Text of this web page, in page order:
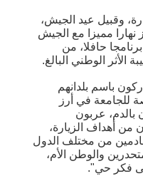
وقبيل عيد الجيش،
في 28 تموز نهارا مميزا مع الجيش
حافلا، من
الأثر الوطني البالغ.
باسم بلدانهم
للجامعة في أرز
عربون
من أهداف الزيارة،
من مختلف الدول
والوطن الأم،
فكر حي".